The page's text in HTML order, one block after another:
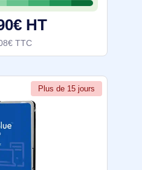
3.5", Interface: Série
HT
TTC
Plus de 15 jours